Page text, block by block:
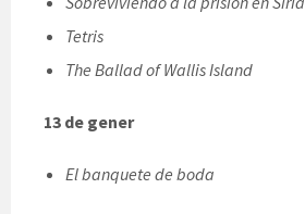
Tetris
The Ballad of Wallis Island
13 de gener
El banquete de boda